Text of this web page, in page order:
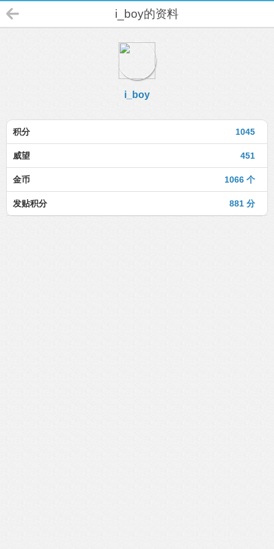
i_boy的资料
i_boy
1045
积分
451
威望
1066 个
金币
881 分
发贴积分